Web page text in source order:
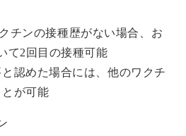
チンの接種歴がない場合、お
て2回目の接種可能
認めた場合には、他のワクチ
が可能